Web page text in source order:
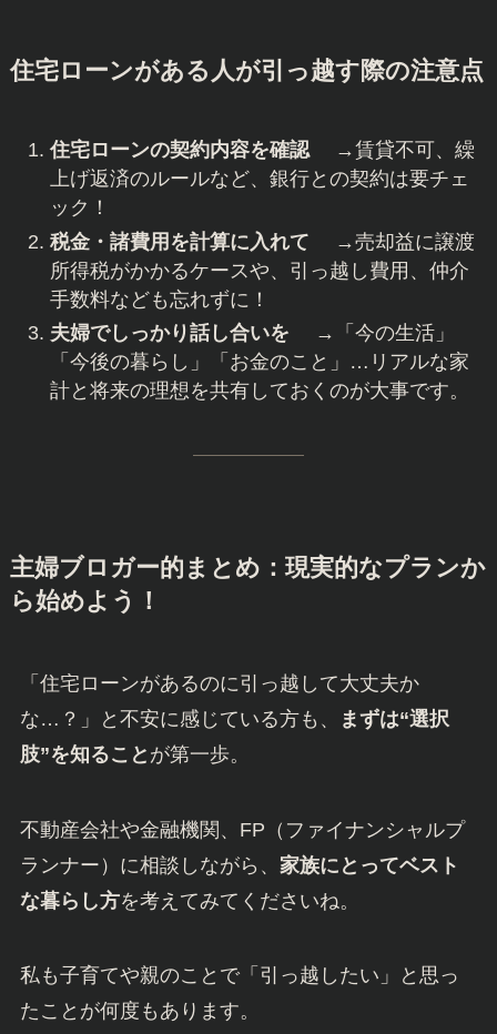
住宅ローンがある人が引っ越す際の注意点
住宅ローンの契約内容を確認→賃貸不可、繰
上げ返済のルールなど、銀行との契約は要チェ
ック！
税金・諸費用を計算に入れて →売却益に譲渡
所得税がかかるケースや、引っ越し費用、仲介
手数料なども忘れずに！
夫婦でしっかり話し合いを →「今の生活」
「今後の暮らし」「お金のこと」…リアルな家
計と将来の理想を共有しておくのが大事です。
主婦ブロガー的まとめ：現実的なプランか
ら始めよう！
「住宅ローンがあるのに引っ越して大丈夫か
な…？」と不安に感じている方も、
まずは“選択
肢”を知ること が第一歩。
不動産会社や金融機関、FP（ファイナンシャルプ
ランナー）に相談しながら、 家族にとってベスト
な暮らし方を考えてみてくださいね。
私も子育てや親のことで「引っ越したい」と思っ
たことが何度もあります。